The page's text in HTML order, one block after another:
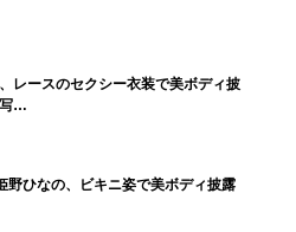
レースのセクシー衣装で美ボディ披
…
野ひなの、ビキニ姿で美ボディ披露